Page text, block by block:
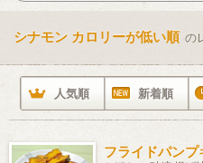
シナモン カロリーが低い順 の
人気順 新着順
フライドパン